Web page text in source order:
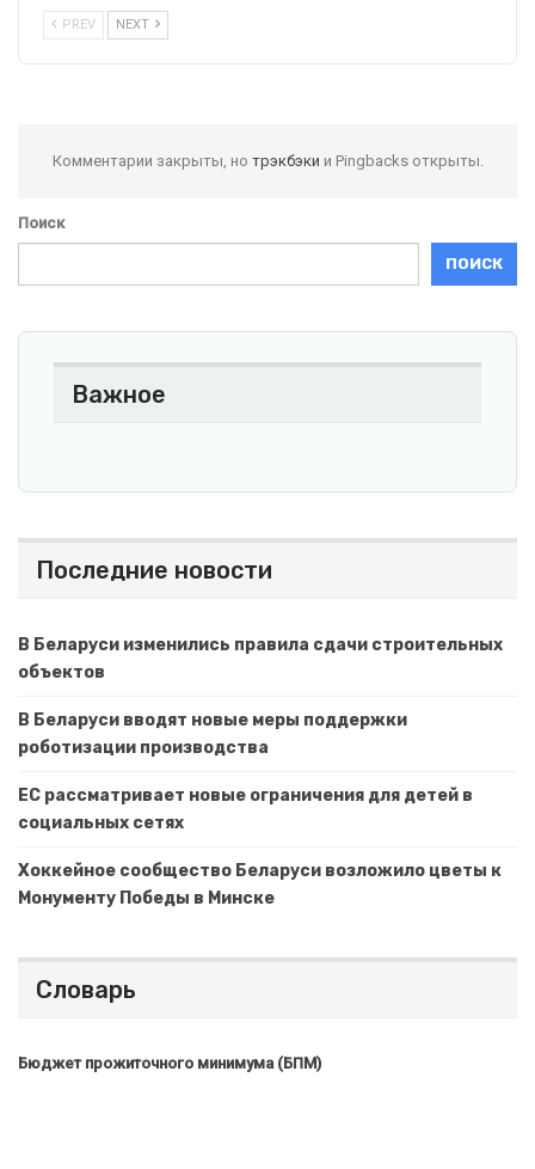
PREV NEXT
Комментарии закрыты, но трэкбэки и Pingbacks открыты.
Поиск
ПОИСК
Важное
Последние новости
В Беларуси изменились правила сдачи строительных
объектов
В Беларуси вводят новые меры поддержки
роботизации производства
ЕС рассматривает новые ограничения для детей в
социальных сетях
Хоккейное сообщество Беларуси возложило цветы к
Монументу Победы в Минске
Словарь
Бюджет прожиточного минимума (БПМ)